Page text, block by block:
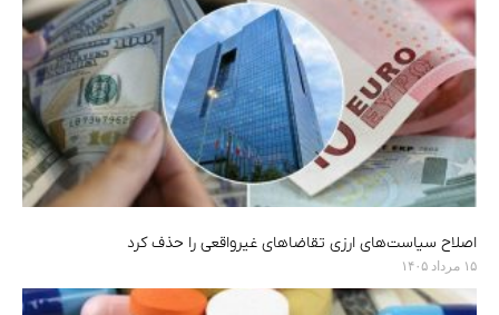
اصلاح سیاست‌های ارزی تقاضاهای غیرواقعی را حذف کرد
۱۵ مرداد ۱۴۰۵